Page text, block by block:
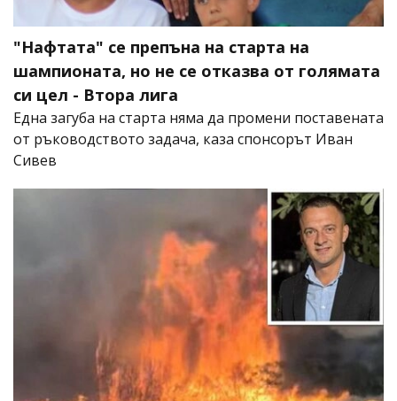
"Нафтата" се препъна на старта на
шампионата, но не се отказва от голямата
си цел - Втора лига
Една загуба на старта няма да промени поставената
от ръководството задача, каза спонсорът Иван
Сивев